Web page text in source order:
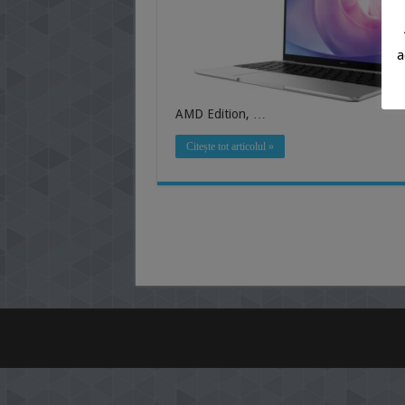
AMD Edition, …
Citește tot articolul »